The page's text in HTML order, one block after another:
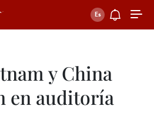
y China
en auditoría